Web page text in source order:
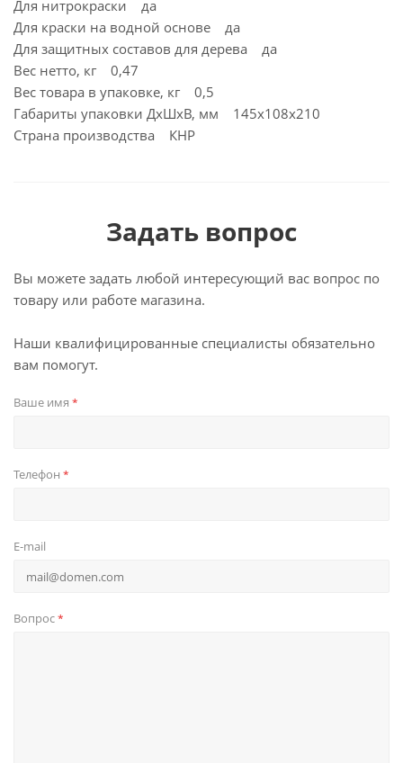
Для нитрокраски да
Для краски на водной основе да
Для защитных составов для дерева да
Вес нетто, кг 0,47
Вес товара в упаковке, кг 0,5
Габариты упаковки ДхШхВ, мм 145x108x210
Страна производства КНР
Задать вопрос
Вы можете задать любой интересующий вас вопрос по
товару или работе магазина.
Наши квалифицированные специалисты обязательно
вам помогут.
Ваше имя *
Телефон *
E-mail
Вопрос*